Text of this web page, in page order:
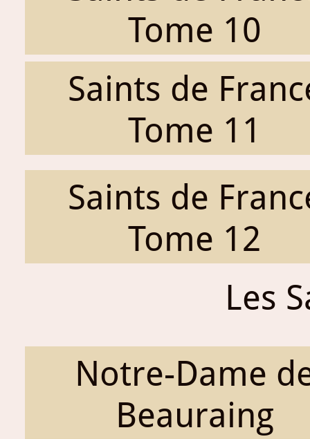
Tome 10
Saints de
Tome 11
Saints de
Tome 12
Les
Notre-Dame
Beauraing